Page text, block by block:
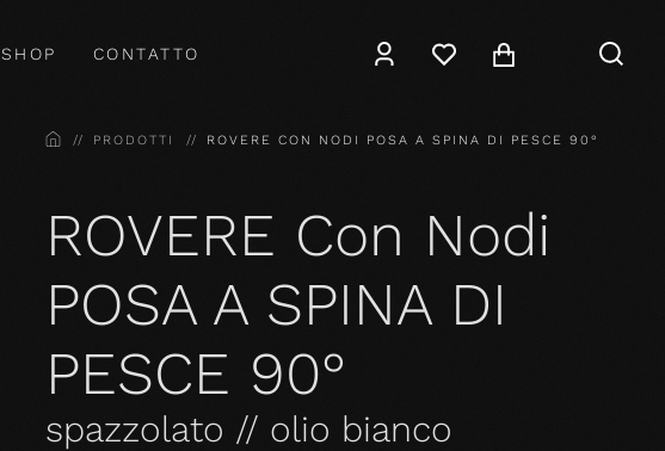
SHOP CONTATTO
HOMEPRODOTTI ROVERE CON NODI POSA A SPINA DI PESCE 90°
ROVERE Con Nodi
POSA A SPINA DI
PESCE 90°
spazzolato // olio bianco